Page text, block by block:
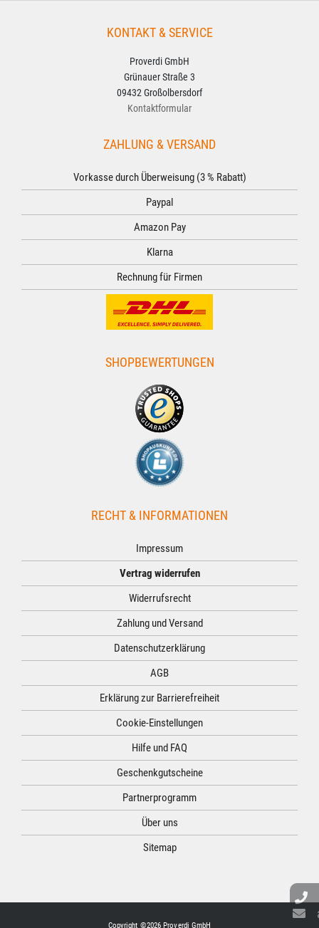
KONTAKT & SERVICE
Proverdi GmbH
Grünauer Straße 3
09432 Großolbersdorf
Kontaktformular
ZAHLUNG & VERSAND
Vorkasse durch Überweisung (3 % Rabatt)
Paypal
Amazon Pay
Klarna
Rechnung für Firmen
SHOPBEWERTUNGEN
RECHT & INFORMATIONEN
Impressum
Vertrag widerrufen
Widerrufsrecht
Zahlung und Versand
Datenschutzerklärung
AGB
Erklärung zur Barrierefreiheit
Cookie-Einstellungen
Hilfe und FAQ
Geschenkgutscheine
Partnerprogramm
Über uns
Sitemap
Copyright ©2026 Proverdi GmbH